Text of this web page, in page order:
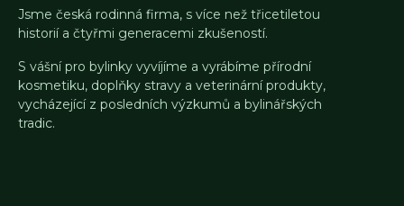
Jsme česká rodinná firma, s více než třicetiletou
historií a čtyřmi generacemi zkušeností.
S vášní pro bylinky vyvíjíme a vyrábíme přírodní
kosmetiku, doplňky stravy a veterinární produkty,
vycházející z posledních výzkumů a bylinářských
tradic.